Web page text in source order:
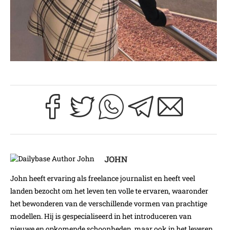
JOHN
John heeft ervaring als freelance journalist en heeft veel
landen bezocht om het leven ten volle te ervaren, waaronder
het bewonderen van de verschillende vormen van prachtige
modellen. Hij is gespecialiseerd in het introduceren van